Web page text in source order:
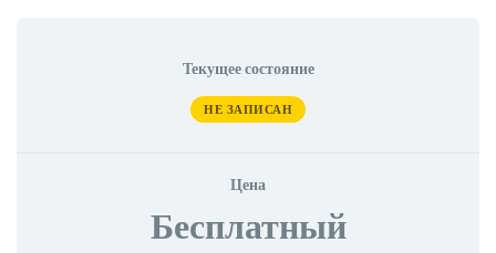
Текущее состояние
НЕ ЗАПИСАН
Цена
Бесплатный